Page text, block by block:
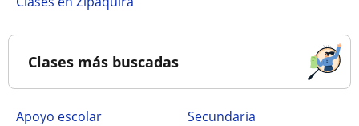
Clases más buscadas
Apoyo escolar
secundaria